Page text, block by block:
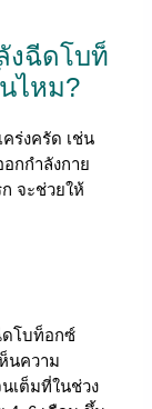
งฉีดโบท็
ไหม?
ร่งครัด เช่น
กกำลังกาย
จะช่วยให้
โบท็อกซ์
นความ
เต็มที่ในช่วง